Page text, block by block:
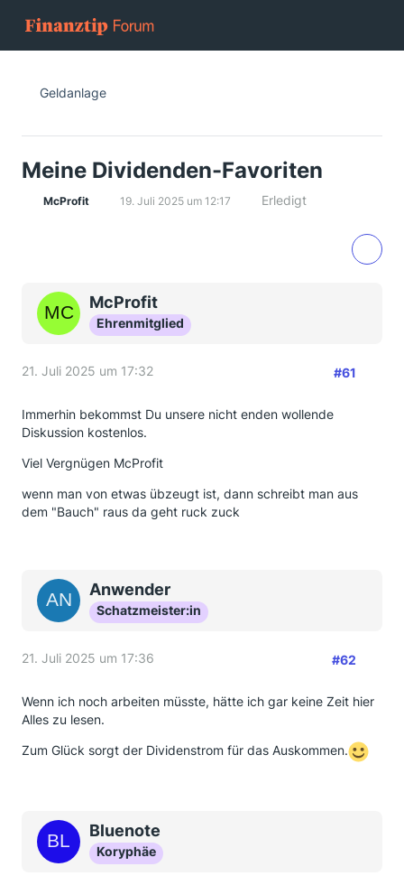
Geldanlage
Meine Dividenden-Favoriten
McProfit 19. Juli 2025 um 12:17 Erledigt
McProfit
Ehrenmitglied
21. Juli 2025 um 17:32 #61
Immerhin bekommst Du unsere nicht enden wollende
Diskussion kostenlos.
Viel Vergnügen McProfit
wenn man von etwas übzeugt ist, dann schreibt man aus
dem "Bauch" raus da geht ruck zuck
Anwender
Schatzmeister:in
21. Juli 2025 um 17:36 #62
Wenn ich noch arbeiten müsste, hätte ich gar keine Zeit hier
Alles zu lesen.
Zum Glück sorgt der Dividenstrom für das Auskommen.
Bluenote
Koryphäe